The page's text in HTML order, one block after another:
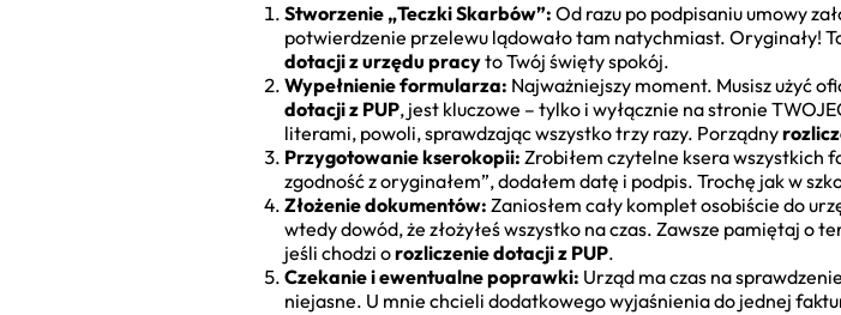
Stworzenie „Teczki Skarbów”: Od razu po podpisaniu umowy
potwierdzenie przelewu lądowało tam natychmiast. Oryginały!
dotacji z urzędu pracyto Twój święty spokój.
Wypełnienie formularza: Najważniejszy moment. Musisz użyć
dotacji z PUP, jest kluczowe – tylko i wyłącznie na stronie
literami, powoli, sprawdzając wszystko trzy razy. Porządny
Przygotowanie kserokopii: Zrobiłem czytelne ksera wszystkich
zgodność z oryginałem”, dodałem datę i podpis. Trochę jak w
Złożenie dokumentów: Zaniosłem cały komplet osobiście do
wtedy dowód, że złożyłeś wszystko na czas. Zawsze pamiętaj o
jeśli chodzi orozliczenie dotacji z PUP.
Czekanie i ewentualne poprawki: Urząd ma czas na
niejasne. U mnie chcieli dodatkowego wyjaśnienia do jednej